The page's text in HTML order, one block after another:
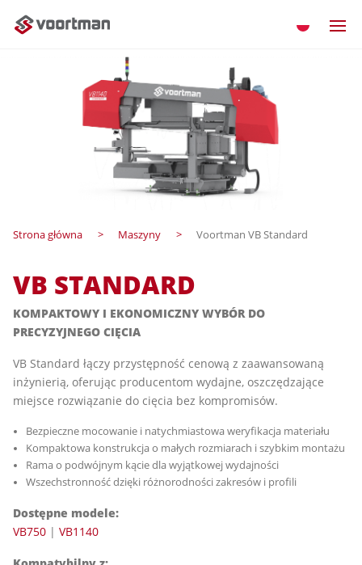
Strona główna Maszyny Voortman VB Standard
VB STANDARD
KOMPAKTOWY I EKONOMICZNY WYBÓR DO
PRECYZYJNEGO CIĘCIA
VB Standard łączy przystępność cenową z zaawansowaną
inżynierią, oferując producentom wydajne, oszczędzające
miejsce rozwiązanie do cięcia bez kompromisów.
Bezpieczne mocowanie i natychmiastowa weryfikacja materiału
Kompaktowa konstrukcja o małych rozmiarach i szybkim montażu
Rama o podwójnym kącie dla wyjątkowej wydajności
Wszechstronność dzięki różnorodności zakresów i profili
Dostępne modele:
VB750 | VB1140